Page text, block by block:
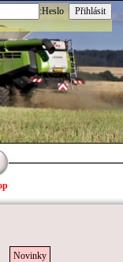
:Heslo
Novinky